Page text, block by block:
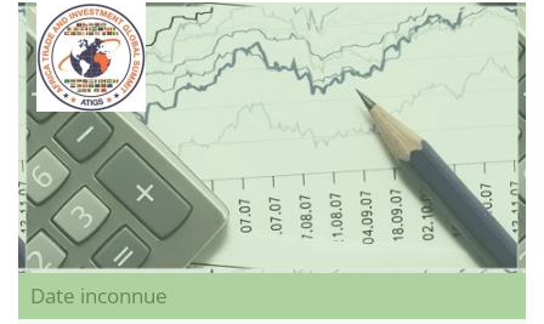
Date inconnue